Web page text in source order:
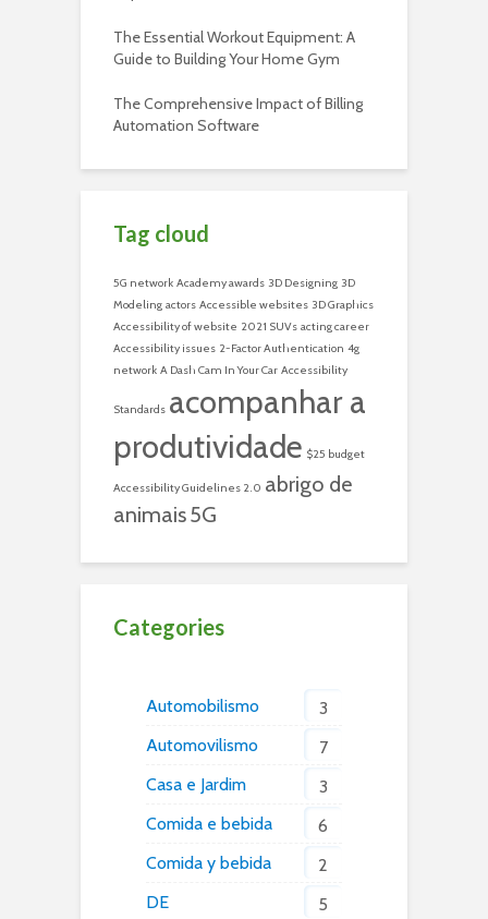
The Essential Workout Equipment: A
Guide to Building Your Home Gym
The Comprehensive Impact of Billing
Automation Software
Tag cloud
5G network Academy awards 3D Designing 3D
Modeling actors Accessible websites 3D Graphics
Accessibility of website 2021 SUVs acting career
Accessibility issues 2-Factor Authentication 4g
network A Dash Cam In Your Car Accessibility
Standards acompanhar a
produtividade $25 budget
Accessibility Guidelines 2.0 abrigo de
animais5G
Categories
Automobilismo
3
Automovilismo
7
Casa e Jardim
3
Comida e bebida
6
Comida y bebida
2
DE
5